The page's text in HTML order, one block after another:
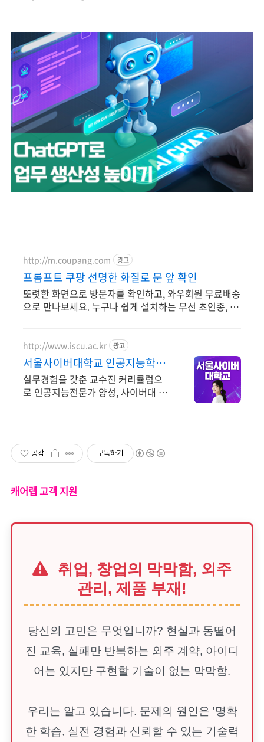
http://m.coupang.com 광고
프롬프트 쿠팡 선명한 화질로 문 앞 확인
또렷한 화면으로 방문자를 확인하고, 와우회원 무료배송
으로 만나보세요. 누구나 쉽게 설치하는 무선 초인종, 와
http://www.iscu.ac.kr 광고
서울사이버대학교 인공지능학과
2026 가을학기 신편입생
실무경험을 갖춘 교수진 커리큘럼으
로 인공지능전문가 양성, 사이버대 신
공감 구독하기
캐어랩 고객 지원
취업, 창업의 막막함, 외주
관리, 제품 부재!
당신의 고민은 무엇입니까? 현실과 동떨어
진 교육, 실패만 반복하는 외주 계약, 아이디
어는 있지만 구현할 기술이 없는 막막함.
우리는 알고 있습니다. 문제의 원인은 '명확
한 학습, 실전 경험과 신뢰할 수 있는 기술력